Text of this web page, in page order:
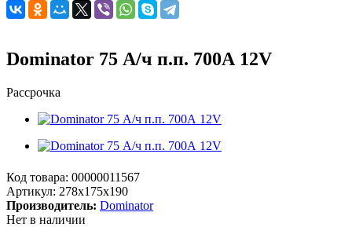
Dominator 75 А/ч п.п. 700А 12V
Рассрочка
Код товара: 00000011567
Артикул: 278x175x190
Производитель: Dominator
Нет в наличии